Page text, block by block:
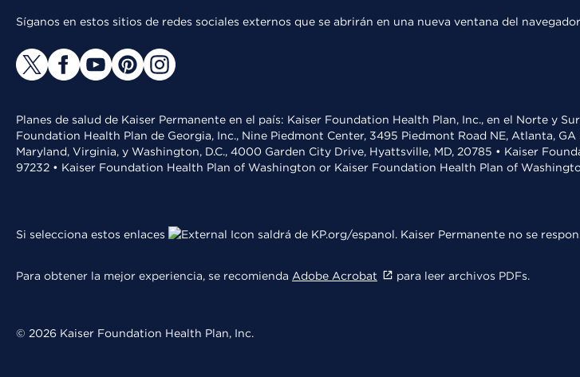
Síganos en estos sitios de redes sociales externos que se abrirán en una nueva ventana del
Planes de salud de Kaiser Permanente en el país: Kaiser Foundation Health Plan, Inc., en el Norte y
Foundation Health Plan de Georgia, Inc., Nine Piedmont Center, 3495 Piedmont Road NE, Atlanta,
Maryland, Virginia, y Washington, D.C., 4000 Garden City Drive, Hyattsville, MD, 20785 • Kaiser
97232 • Kaiser Foundation Health Plan of Washington or Kaiser Foundation Health Plan of
Si selecciona estos enlaces saldrá de KP.org/espanol. Kaiser Permanente no se
Para obtener la mejor experiencia, se recomienda Adobe Acrobat para leer archivos PDFs.
© 2026 Kaiser Foundation Health Plan, Inc.